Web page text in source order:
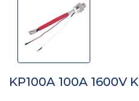
KP100A 100A